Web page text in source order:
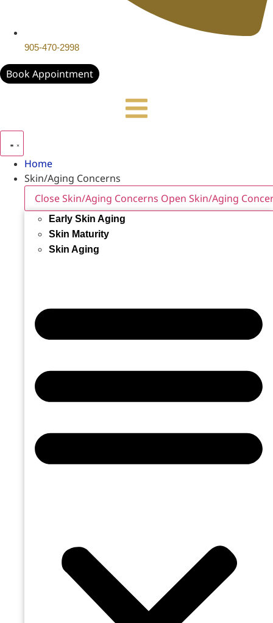
905-470-2998
Book Appointment
Home
Skin/Aging Concerns
Close Skin/Aging Concerns Open Skin/Aging
Early Skin Aging
Skin Maturity
Skin Aging